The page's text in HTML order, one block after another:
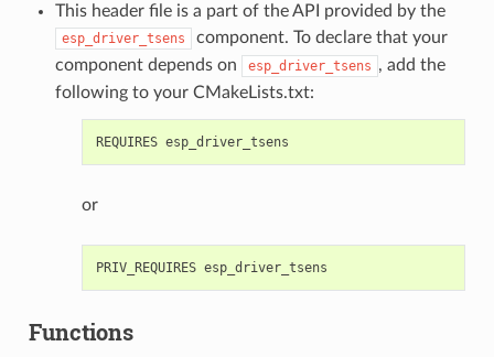
This header file is a part of the API provided by the
esp_driver_tsens
component. To declare that your
component depends on
esp_driver_tsens , add the
following to your CMakeLists.txt:
or
Functions